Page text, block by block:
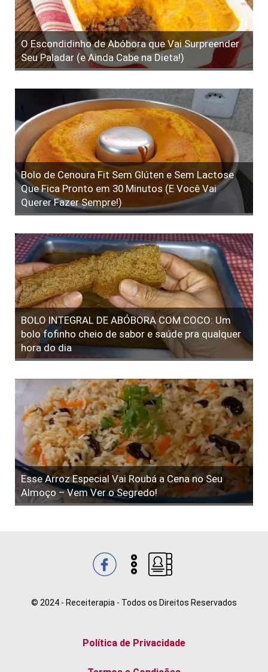
O Escondidinho de Abóbora que Vai Surpreender
Seu Paladar (e Ainda Cabe na Dieta!)
Bolo de Cenoura Fit Sem Glúten e Sem Lactose
Que Fica Pronto em 30 Minutos (E Você Vai
Querer Fazer Sempre!)
BOLO INTEGRAL DE ABÓBORA COM COCO: Um
bolo fofinho cheio de sabor e saúde pra qualquer
hora do dia
Esse Arroz Especial Vai Roubá a Cena no Seu
Almoço – Vem Ver o Segredo!
© 2024 - Receiterapia - Todos os Direitos Reservados
Política de Privacidade